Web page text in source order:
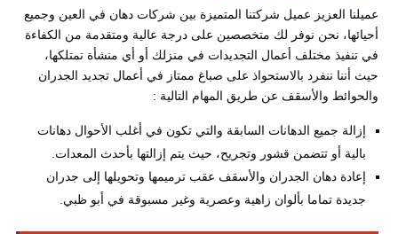
عميلنا العزيز عميل شركتنا المتميزة بين شركات دهان في العين وجميع
أحيائها، نحن نوفر لك متخصصين على درجة عالية ومتقدمة من الكفاءة
في تنفيذ مختلف أعمال التجديدات في منزلك أو أي منشأة تمتلكها،
حيث أننا ننفرد بالاستحواذ على صباغ ممتاز في أعمال تجديد الجدران
والحوائط والأسقف عن طريق المهام التالية :
إزالة جميع الدهانات السابقة والتي تكون في أغلب الأحوال دهانات
بالية أو تتضمن قشور وتجريح، حيث يتم إزالتها بأحدث المعدات.
إعادة دهان الجدران والأسقف عقب ترميمها وتحويلها إلى جدران
جديدة تماما بألوان زاهية وعصرية وغير مسبوقة في أبو ظبي.